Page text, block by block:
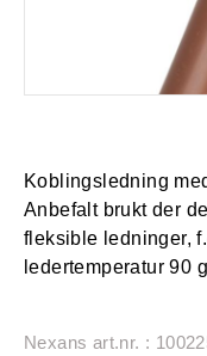
Koblingsledning
Anbefalt brukt der
fleksible ledninger,
ledertemperatur 90
Nexans art.nr. :